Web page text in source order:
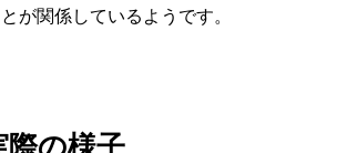
が関係しているようです。
際の様子